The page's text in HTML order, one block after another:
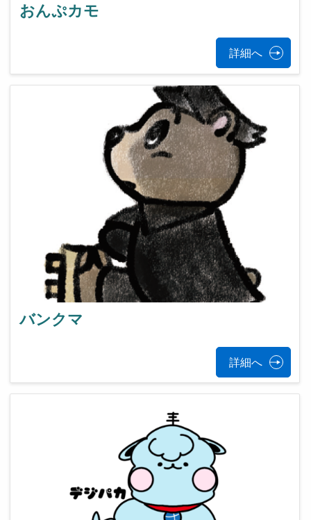
おんぷカモ
詳細へ
バンクマ
詳細へ